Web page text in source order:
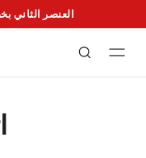
العنصر الثاني